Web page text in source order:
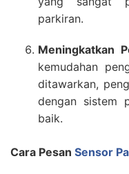
parkiran.
Meningkatkan
kemudahan
ditawarkan,
dengan sistem
baik.
Cara Pesan Sensor